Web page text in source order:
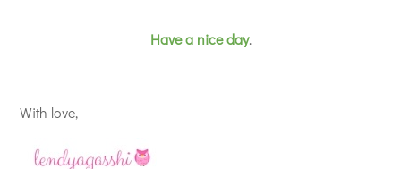
Have a nice day.
With love,